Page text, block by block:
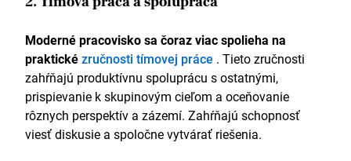
Moderné pracovisko sa čoraz viac spolieha na
praktickézručnosti tímovej práce . Tieto zručnosti
zahŕňajú produktívnu spoluprácu s ostatnými,
prispievanie k skupinovým cieľom a oceňovanie
rôznych perspektív a zázemí. Zahŕňajú schopnosť
viesť diskusie a spoločne vytvárať riešenia.